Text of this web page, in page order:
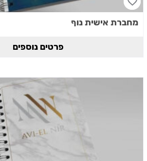
מחברת אישית נוף
פרטים נוספים